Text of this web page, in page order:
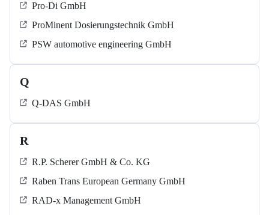
Pro-Di GmbH
ProMinent Dosierungstechnik GmbH
PSW automotive engineering GmbH
Q
Q-DAS GmbH
R
R.P. Scherer GmbH & Co. KG
Raben Trans European Germany GmbH
RAD-x Management GmbH